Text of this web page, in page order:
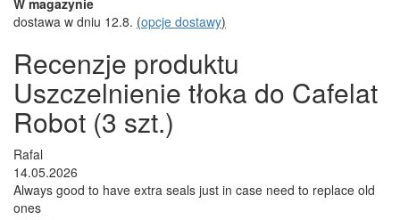
dostawa w dniu 12.8. (opcje dostawy)
Recenzje produktu
Uszczelnienie tłoka do Cafelat
Robot (3 szt.)
Rafal
14.05.2026
Always good to have extra seals just in case need to replace old
ones